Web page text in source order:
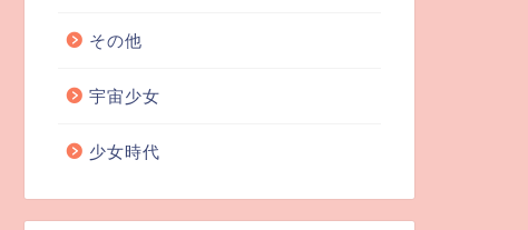
その他
宇宙少女
少女時代